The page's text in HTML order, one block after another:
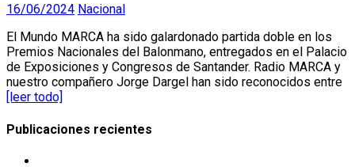
16/06/2024 Nacional
El Mundo MARCA ha sido galardonado partida doble en los
Premios Nacionales del Balonmano, entregados en el Palacio
de Exposiciones y Congresos de Santander. Radio MARCA y
nuestro compañero Jorge Dargel han sido reconocidos entre
[leer todo]
Publicaciones recientes